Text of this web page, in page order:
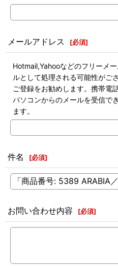
メールアドレス [必須]
Hotmail,Yahooなどのフリーメ
ルとして処理される可能性がご
ご登録をお勧めします。携帯電
パソコンからのメールを受信で
ます。
件名 [必須]
お問い合わせ内容 [必須]